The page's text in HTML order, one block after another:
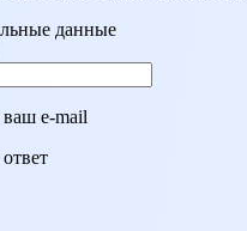
данные
e-mail